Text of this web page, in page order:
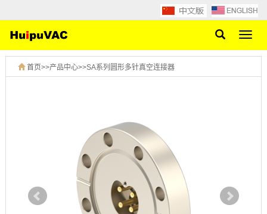
网
导
首页>>产品中心>>SA系列圆形多针真空连接器